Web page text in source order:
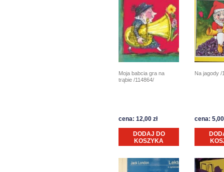
Moja babcia gra na
trąbie /114864/
cena: 12,00 zł
DODAJ DO
KOSZYKA
Na jagody /
cena: 5,00